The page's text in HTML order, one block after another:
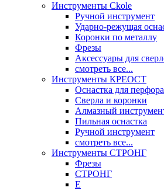
Инструменты Ckole
Ручной инструмент
Ударно‑режущая
Коронки по металлу
Фрезы
Аксессуары для
смотреть все...
Инструменты КРЕОСТ
Оснастка для
Сверла и коронки
Алмазный
Пильная оснастка
Ручной инструмент
смотреть все...
Инструменты СТРОНГ
Фрезы
СТРОНГ
Е